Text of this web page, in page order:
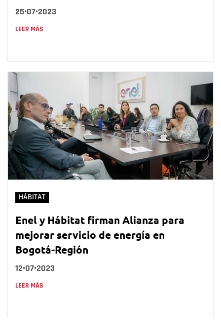
25•07•2023
LEER MÁS
HÁBITAT
Enel y Hábitat firman Alianza para
mejorar servicio de energía en
Bogotá-Región
12•07•2023
LEER MÁS